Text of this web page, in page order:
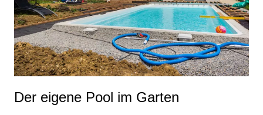
Der eigene Pool im Garten